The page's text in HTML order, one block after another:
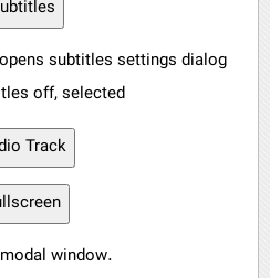
subtitles settings dialog
off, selected
Track
window.